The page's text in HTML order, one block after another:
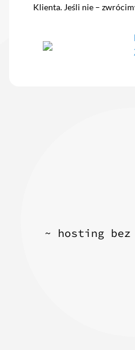
Klienta. Jeśli nie –
~ hosting